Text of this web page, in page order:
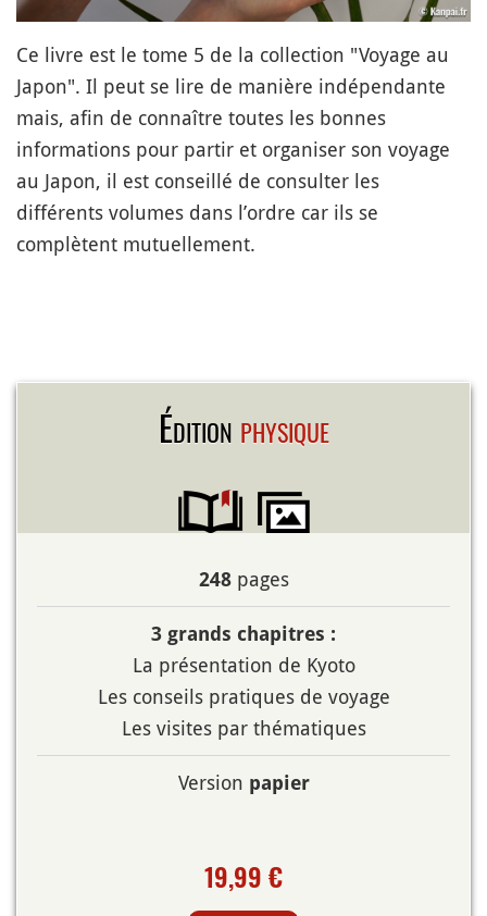
Ce livre est le tome 5 de la collection "Voyage au
Japon". Il peut se lire de manière indépendante
mais, afin de connaître toutes les bonnes
informations pour partir et organiser son voyage
au Japon, il est conseillé de consulter les
différents volumes dans l’ordre car ils se
complètent mutuellement.
Éditionphysique
248pages
3 grands chapitres :
La présentation de Kyoto
Les conseils pratiques de voyage
Les visites par thématiques
Version papier
19,99 €